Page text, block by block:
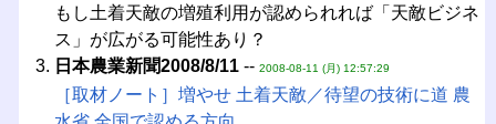
もし土着天敵の増殖利用が認められれば「天敵ビジネ
ス」が広がる可能性あり？
日本農業新聞2008/8/11-- 2008-08-11 (月) 12:57:29
［取材ノート］増やせ 土着天敵／待望の技術に道 農